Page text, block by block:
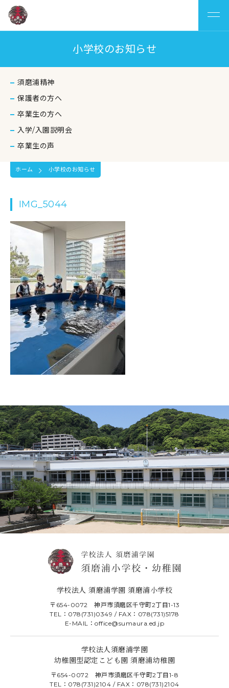
小学校のお知らせ
須磨浦精神
保護者の方へ
卒業生の方へ
入学/入園説明会
卒業生の声
ホーム 小学校のお知らせ
IMG_5044
学校法人 須磨浦学園 須磨浦小学校
〒654-0072 神戸市須磨区千守町2丁目1-13
TEL：078(731)0349 / FAX：078(731)5178
E-MAIL：office@sumaura.ed.jp
学校法人須磨浦学園
幼稚園型認定こども園 須磨浦幼稚園
〒654-0072 神戸市須磨区千守町2丁目1-8
TEL：078(731)2104 / FAX：078(731)2104